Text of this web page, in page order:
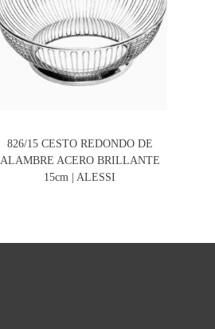
826/15 CESTO REDONDO DE
ALAMBRE ACERO BRILLANTE
15cm | ALESSI